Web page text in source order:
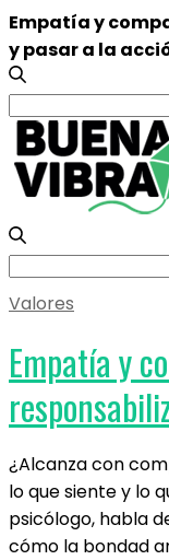
Empatía y
y pasar a la
Search
for:
Search
Valores
Empatía y
¿Alcanza con
lo que siente y lo
psicólogo, habla
cómo la bondad